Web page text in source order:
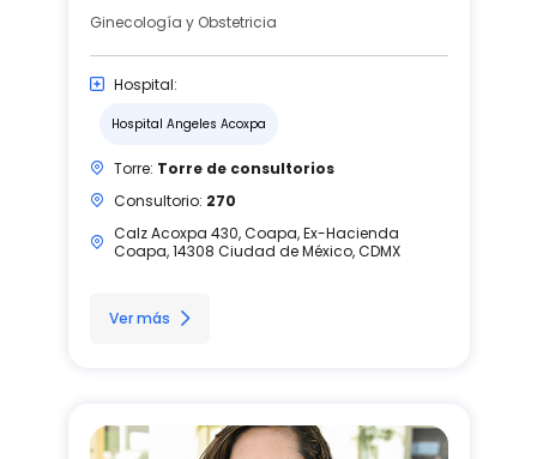
Ginecología y Obstetricia
Hospital:
Hospital Angeles Acoxpa
Torre: Torre de consultorios
Consultorio: 270
Calz Acoxpa 430, Coapa, Ex-Hacienda
Coapa, 14308 Ciudad de México, CDMX
Ver más